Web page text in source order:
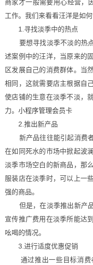
商家才一般需要用心经营，
工作。我们来看看汪洋是如
1.寻找淡季中的热点
要想寻找淡季不淡的热点
述案例中的汪洋，当原来的
区发展自己的消费群体。当
相同，这就需要店主根据自
使店铺的生意在淡季不淡，
力。 小程序管理会员卡
2.推出新产品
新产品往往能引起消费者
在如同死水的市场中掀起波
淡季市场空白的新商品，那
服装店在淡季时，可以上一
强的商品。
但是，在淡季推出新产品
宣传推广费用在淡季所能达
吆喝的情况。
3.进行适度优惠促销
通过推出一些目标消费